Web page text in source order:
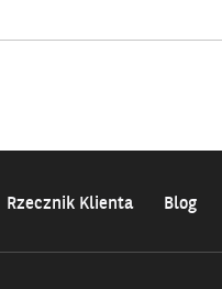
Rzecznik Klienta Blog